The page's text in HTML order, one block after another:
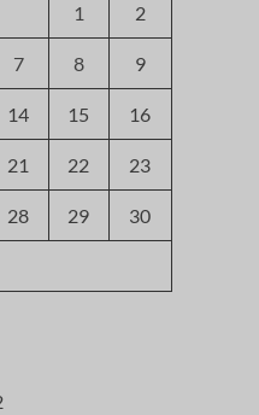
1 2
7 8 9
14 15 16
21 22 23
28 29 30